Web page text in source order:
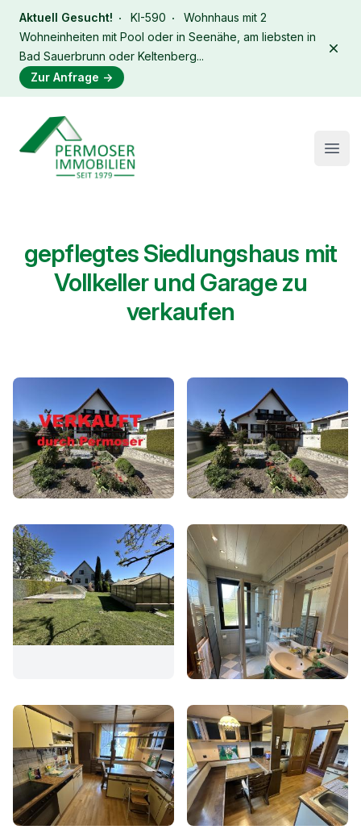
Aktuell Gesucht! KI-590
Wohnhaus mit 2
Wohneinheiten mit Pool oder in Seenähe, am liebsten in
Bad Sauerbrunn oder Keltenberg...
Zur Anfrage →
Immobilien Permoser Logo
gepflegtes Siedlungshaus mit
Vollkeller und Garage zu
verkaufen